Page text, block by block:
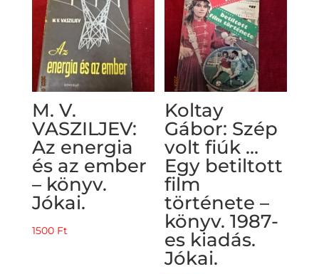
M. V.
VASZILJEV:
Az energia
és az ember
– könyv.
Jókai.
1500 Ft
Koltay
Gábor: Szép
volt fiúk …
Egy betiltott
film
története –
könyv. 1987-
es kiadás.
Jókai.